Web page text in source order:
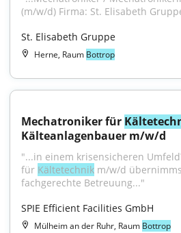
(m/w/d) Firma: St. Elisabeth
St. Elisabeth Gruppe
Herne, Raum Bottrop
Mechatroniker für
Kälteanlagenbauer m/w/d
"...in einem krisensicheren
für Kältetechnik m/w/d
fachgerechte Betreuung..."
SPIE Efficient Facilities GmbH
Mülheim an der Ruhr, Raum Bottrop